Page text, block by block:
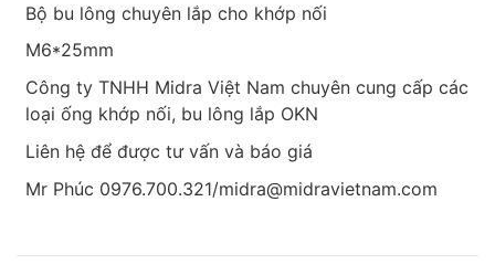
Bộ bu lông chuyên lắp cho khớp nối
M6*25mm
Công ty TNHH Midra Việt Nam chuyên cung cấp các
loại ống khớp nối, bu lông lắp OKN
Liên hệ để được tư vấn và báo giá
Mr Phúc 0976.700.321/midra@midravietnam.com